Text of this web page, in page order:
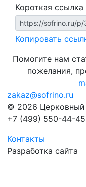
Короткая ссылка
Копировать
Помогите нам
пожелания,
zakaz@sofrino.ru
© 2026
+7 (499) 550-44-45
Контакты
Разработка сайта